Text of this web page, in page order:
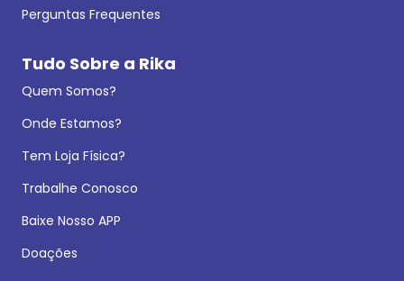
Perguntas Frequentes
Tudo Sobre a Rika
Quem Somos?
Onde Estamos?
Tem Loja Física?
Trabalhe Conosco
Baixe Nosso APP
Doações